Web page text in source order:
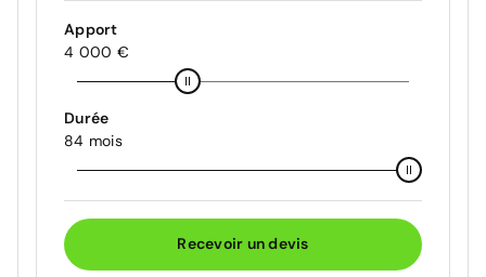
Apport
4 000 €
Durée
84 mois
Recevoir un devis